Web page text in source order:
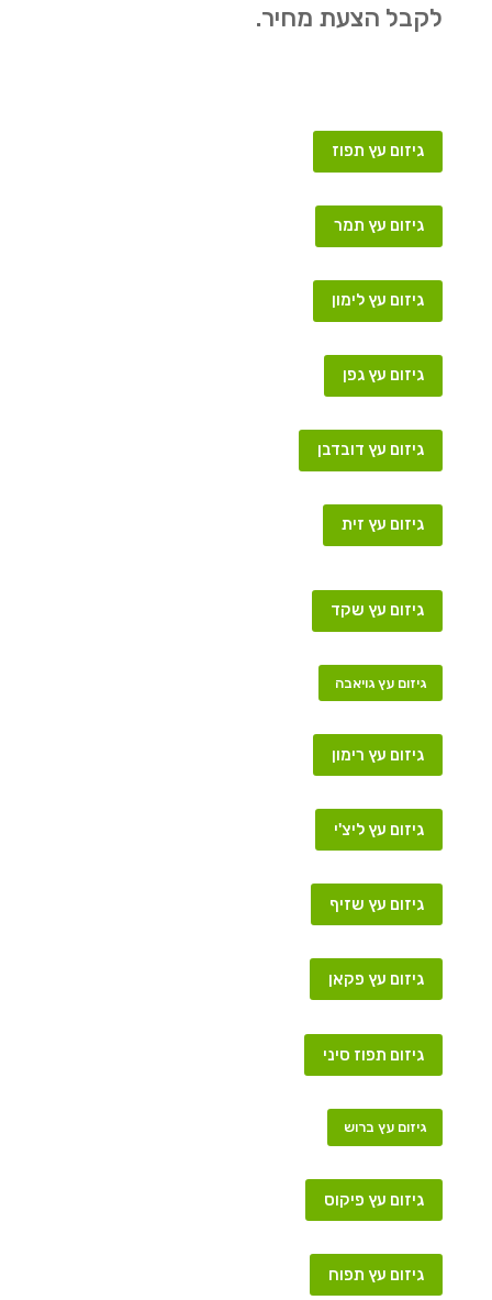
לקבל הצעת מחיר.
גיזום עץ תפוז
גיזום עץ תמר
גיזום עץ לימון
גיזום עץ גפן
גיזום עץ דובדבן
גיזום עץ זית
גיזום עץ שקד
גיזום עץ גויאבה
גיזום עץ רימון
גיזום עץ ליצ'י
גיזום עץ שזיף
גיזום עץ פקאן
גיזום תפוז סיני
גיזום עץ ברוש
גיזום עץ פיקוס
גיזום עץ תפוח